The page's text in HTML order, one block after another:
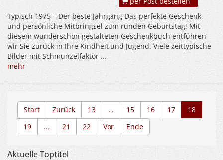
Typisch 1975 – Der beste Jahrgang Das perfekte Geschenk
und persönliche Mitbringsel zum runden Geburtstag! Mit
diesem wunderschön gestalteten Geschenkbuch entführen
wir Sie zurück in Ihre Kindheit und Jugend. Viele zeittypische
Bilder mit Schmunzelfaktor ...
mehr
Start Zurück 13 ... 15 16 17
18
19
... 21 22 Vor Ende
Aktuelle Toptitel